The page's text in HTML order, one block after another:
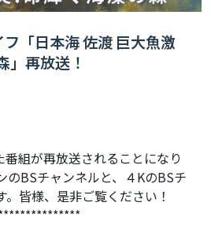
「日本海 佐渡 巨大魚激
」再放送！
組が再放送されることになり
のBSチャンネルと、４KのBSチ
皆様、是非ご覧ください！